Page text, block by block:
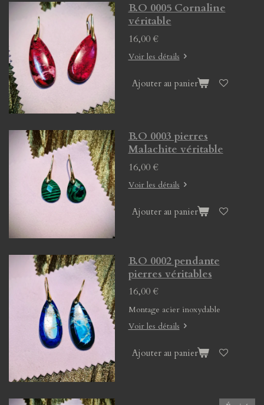
B.O 0005 Cornaline
véritable
16,00 €
Voir les détails
Ajouter au panier
B.O 0003 pierres
Malachite véritable
16,00 €
Voir les détails
Ajouter au panier
B.O 0002 pendante
pierres véritables
16,00 €
Montage acier inoxydable
Voir les détails
Ajouter au panier